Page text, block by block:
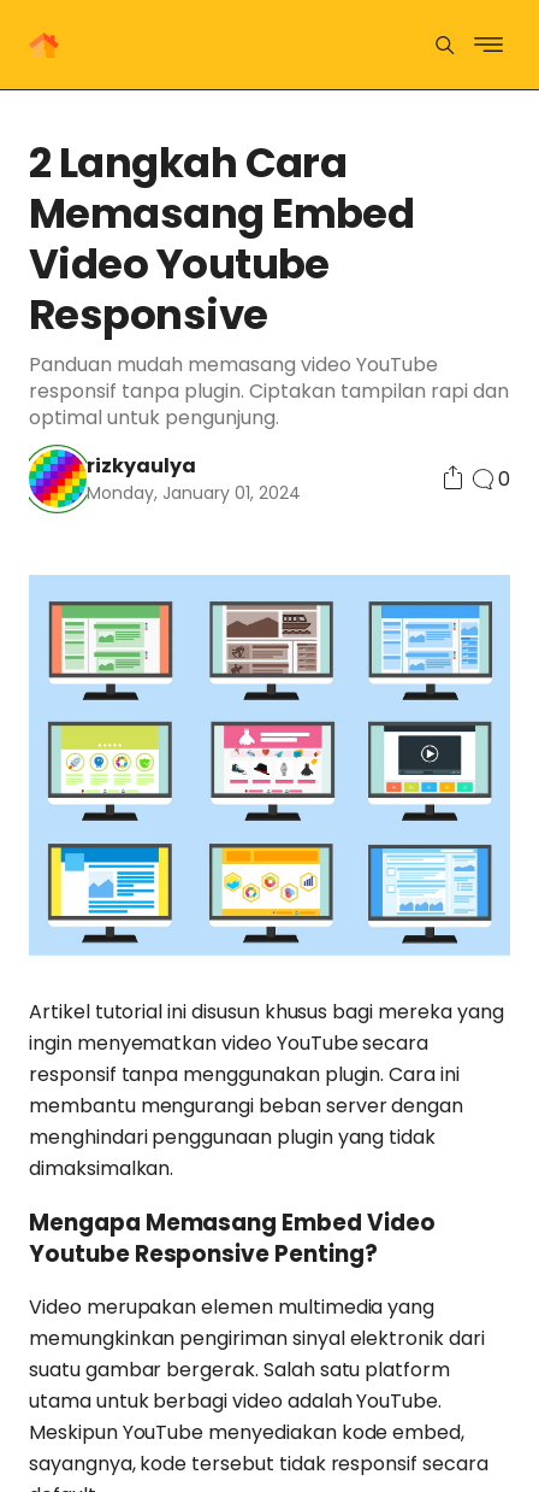
2 Langkah Cara
Memasang Embed
Video Youtube
Responsive
Panduan mudah memasang video YouTube
responsif tanpa plugin. Ciptakan tampilan rapi dan
optimal untuk pengunjung.
rizkyaulya
Monday, January 01, 2024
0
Artikel tutorial ini disusun khusus bagi mereka yang
ingin menyematkan video YouTube secara
responsif tanpa menggunakan plugin. Cara ini
membantu mengurangi beban server dengan
menghindari penggunaan plugin yang tidak
dimaksimalkan.
Mengapa Memasang Embed Video
Youtube Responsive Penting?
Video merupakan elemen multimedia yang
memungkinkan pengiriman sinyal elektronik dari
suatu gambar bergerak. Salah satu platform
utama untuk berbagi video adalah YouTube.
Meskipun YouTube menyediakan kode embed,
sayangnya, kode tersebut tidak responsif secara